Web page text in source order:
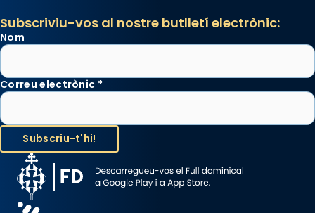
processó (recuperada el 1972) al voltant
del temple amb les relíquies de les santes.
Des de 1985 hi participa també un grup de
gran a Mataró.
Santes a Mataró»🥵.
Photo
View on Facebook · Share
Subscriviu-vos al nostre butlletí electrònic:
Nom
Correu electrònic *